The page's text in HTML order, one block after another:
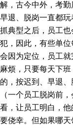
解，古今中外，考勤
早退、脱岗一直都玩
抓典型之后，员工
犯，因此，有些单
会因为定位，员工
麻烦，只要每天下
的，按迟到、早退
（一个员工脱岗前
看，让员工明白，
要侥幸。但如果哪天